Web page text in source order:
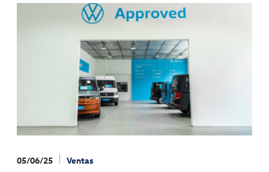
05/06/25 Ventas